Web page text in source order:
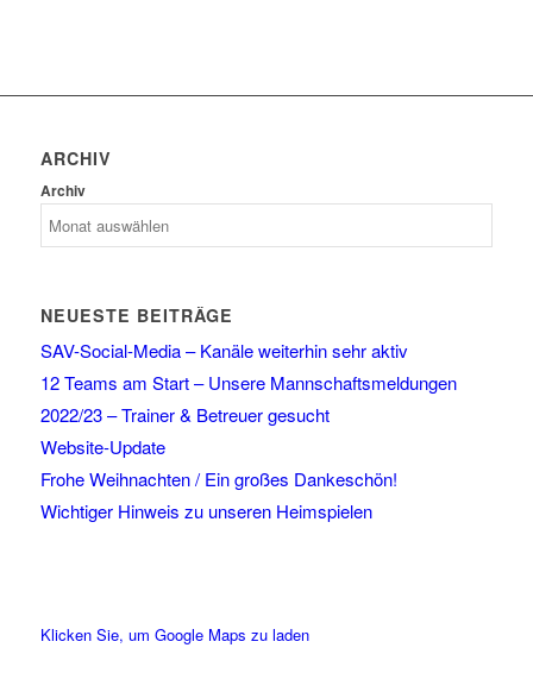
ARCHIV
Archiv
NEUESTE BEITRÄGE
SAV-Social-Media – Kanäle weiterhin sehr aktiv
12 Teams am Start – Unsere Mannschaftsmeldungen
2022/23 – Trainer & Betreuer gesucht
Website-Update
Frohe Weihnachten / Ein großes Dankeschön!
Wichtiger Hinweis zu unseren Heimspielen
Klicken Sie, um Google Maps zu laden